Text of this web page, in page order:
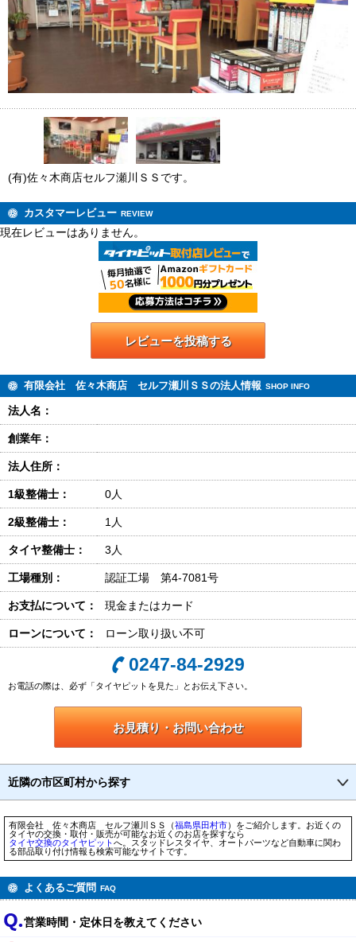
(有)佐々木商店セルフ瀬川ＳＳです。
カスタマーレビュー REVIEW
現在レビューはありません。
レビューを投稿する
有限会社 佐々木商店 セルフ瀬川ＳＳの法人情報 SHOP INFO
法人名：
創業年：
法人住所：
1級整備士： 0人
2級整備士： 1人
タイヤ整備士： 3人
工場種別： 認証工場 第4-7081号
お支払について： 現金またはカード
ローンについて： ローン取り扱い不可
0247-84-2929
お電話の際は、必ず「タイヤピットを見た」とお伝え下さい。
お見積り・お問い合わせ
近隣の市区町村から探す
有限会社 佐々木商店 セルフ瀬川ＳＳ（福島県田村市）をご紹介します。お近くの
タイヤの交換・取付・販売が可能なお近くのお店を探すなら
タイヤ交換のタイヤピットへ。スタッドレスタイヤ、オートパーツなど自動車に関わ
る部品取り付け情報も検索可能なサイトです。
よくあるご質問 FAQ
営業時間・定休日を教えてください